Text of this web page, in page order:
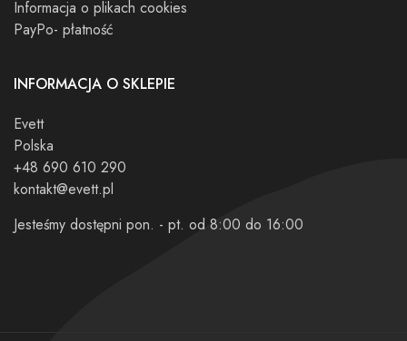
Informacja o plikach cookies
PayPo- płatność
INFORMACJA O SKLEPIE
Evett
Polska
+48 690 610 290
kontakt@evett.pl
Jesteśmy dostępni pon. - pt. od 8:00 do 16:00